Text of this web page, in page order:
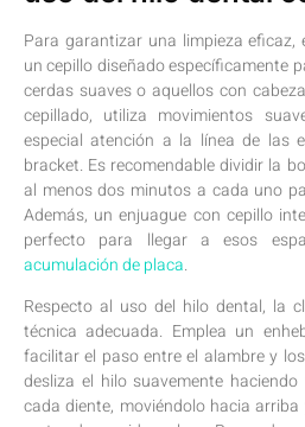
Para garantizar una limpieza eficaz,
un‌ cepillo ⁢diseñado ⁢específicamente
cerdas ​suaves ‍o aquellos con
⁤cepillado, utiliza movimientos
especial atención a la línea⁣ de las
bracket. Es recomendable dividir la
‍al menos dos minutos a cada uno
Además, un enjuague con‍ cepillo
perfecto para⁤ llegar ‌a⁢ esos‌
acumulación de placa.
Respecto al uso del hilo dental, ⁢la‍
técnica ​adecuada. Emplea un
facilitar el paso entre el alambre y‍
desliza el⁤ hilo suavemente
‍cada ⁤diente, moviéndolo hacia